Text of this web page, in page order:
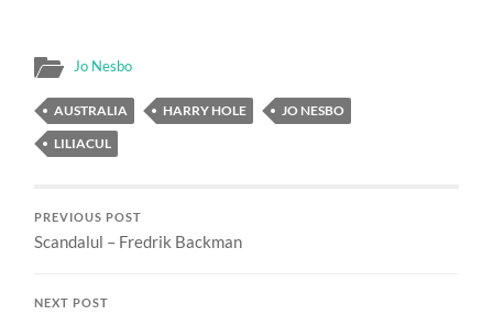
Jo Nesbo
AUSTRALIA HARRY HOLE
JO NESBO
LILIACUL
PREVIOUS POST
Scandalul – Fredrik Backman
NEXT POST